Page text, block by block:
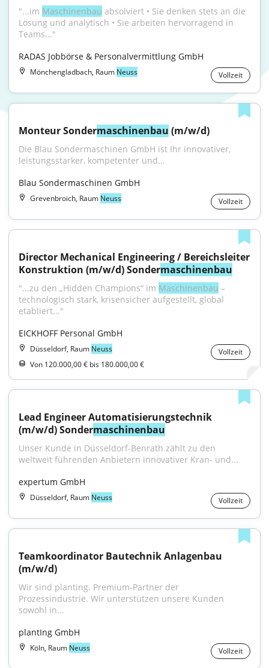
"...im Maschinenbau absolviert • Sie denken stets an die
Lösung und analytisch • Sie arbeiten hervorragend in
Teams..."
RADAS Jobbörse & Personalvermittlung GmbH
Mönchengladbach, Raum Neuss Vollzeit
Monteur Sondermaschinenbau (m/w/d)
Die Blau Sondermaschinen GmbH ist Ihr innovativer,
leistungsstarker, kompetenter und...
Blau Sondermaschinen GmbH
Grevenbroich, Raum Neuss Vollzeit
Director Mechanical Engineering / Bereichsleiter
Konstruktion (m/w/d) Sondermaschinenbau
"...zu den „Hidden Champions“ im Maschinenbau –
technologisch stark, krisensicher aufgestellt, global
etabliert..."
EICKHOFF Personal GmbH
Düsseldorf, Raum Neuss
Vollzeit
Von 120.000,00 € bis 180.000,00 €
Lead Engineer Automatisierungstechnik
(m/w/d) Sondermaschinenbau
Unser Kunde in Düsseldorf-Benrath zählt zu den
weltweit führenden Anbietern innovativer Kran- und...
expertum GmbH
Düsseldorf, Raum Neuss Vollzeit
Teamkoordinator Bautechnik Anlagenbau
(m/w/d)
Wir sind planting. Premium-Partner der
Prozessindustrie. Wir unterstützen unsere Kunden
sowohl in...
plantIng GmbH
Köln, Raum Neuss Vollzeit